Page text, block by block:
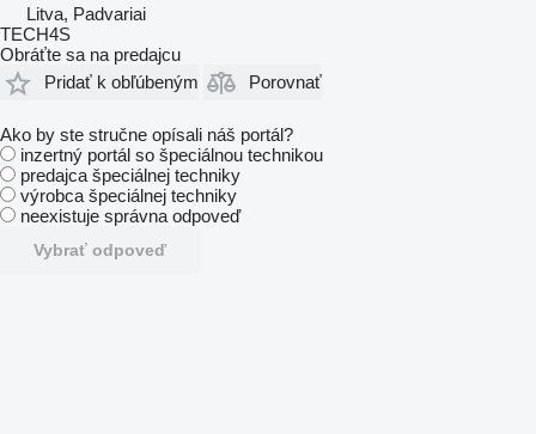
Litva, Padvariai
TECH4S
Obráťte sa na predajcu
Pridať k obľúbeným
Porovnať
Ako by ste stručne opísali náš portál?
inzertný portál so špeciálnou technikou
predajca špeciálnej techniky
výrobca špeciálnej techniky
neexistuje správna odpoveď
Vybrať odpoveď